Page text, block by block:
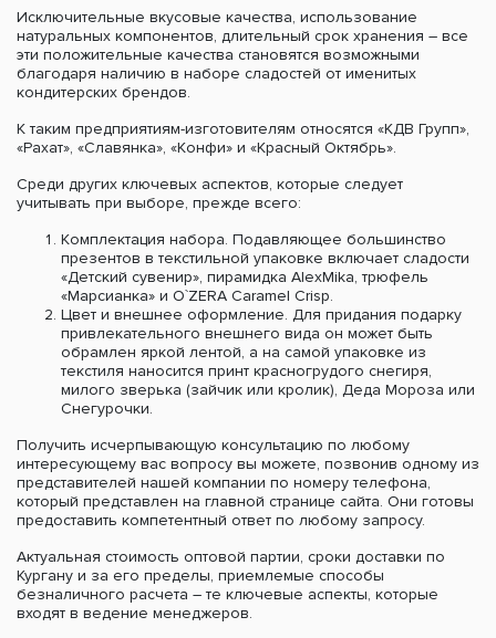
Исключительные вкусовые качества, использование
натуральных компонентов, длительный срок хранения – все
эти положительные качества становятся возможными
благодаря наличию в наборе сладостей от именитых
кондитерских брендов.
К таким предприятиям-изготовителям относятся «КДВ Групп»,
«Рахат», «Славянка», «Конфи» и «Красный Октябрь».
Среди других ключевых аспектов, которые следует
учитывать при выборе, прежде всего:
Комплектация набора. Подавляющее большинство
презентов в текстильной упаковке включает сладости
«Детский сувенир», пирамидка AlexMika, трюфель
«Марсианка» и O`ZERA Caramel Crisp.
Цвет и внешнее оформление. Для придания подарку
привлекательного внешнего вида он может быть
обрамлен яркой лентой, а на самой упаковке из
текстиля наносится принт красногрудого снегиря,
милого зверька (зайчик или кролик), Деда Мороза или
Снегурочки.
Получить исчерпывающую консультацию по любому
интересующему вас вопросу вы можете, позвонив одному из
представителей нашей компании по номеру телефона,
который представлен на главной странице сайта. Они готовы
предоставить компетентный ответ по любому запросу.
Актуальная стоимость оптовой партии, сроки доставки по
Кургану и за его пределы, приемлемые способы
безналичного расчета – те ключевые аспекты, которые
входят в ведение менеджеров.